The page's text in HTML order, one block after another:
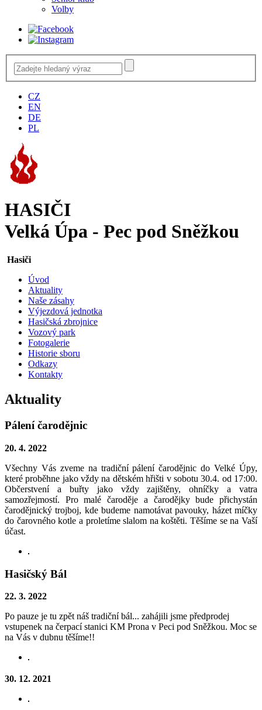
Volby
CZ
EN
DE
PL
HASIČI
Velká Úpa - Pec pod Sněžkou
Hasiči
Úvod
Aktuality
Naše zásahy
Výjezdová jednotka
Hasičská zbrojnice
Vozový park
Fotogalerie
Historie sboru
Odkazy
Kontakty
Aktuality
Pálení čarodějnic
20. 4. 2022
Všechny Vás zveme na tradiční pálení čarodějnic do Velké Úpy,
které proběhne jako vždy na dětském hřišti v sobotu 30.4. od 17:00.
Občerstvení a buřty jako vždy zajištěny, ohníčky a vatra
samozřejmostí. Pro malé čaroděje a čarodějky bude přichystán
čarodějnický trojboj, kde budeme namotávat pavouky, házet míčky
do čarovného kotle a proletíme slalom na koštěti. Těšíme se na Vaší
účast.
Hasičský Bál
22. 3. 2022
Po pauze je tu zpět náš tradiční bál... zahájili jsme předprodej
vstupenek na čerpací stanici KM Prona v Peci pod Sněžkou. Moc se
na Vás v dubnu těšíme!!
30. 12. 2021